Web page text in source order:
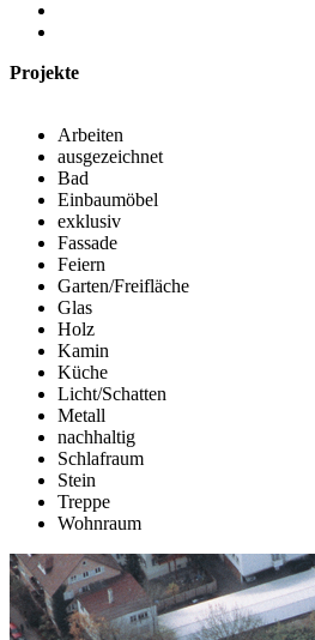
Projekte
Arbeiten
ausgezeichnet
Bad
Einbaumöbel
exklusiv
Fassade
Feiern
Garten/Freifläche
Glas
Holz
Kamin
Küche
Licht/Schatten
Metall
nachhaltig
Schlafraum
Stein
Treppe
Wohnraum